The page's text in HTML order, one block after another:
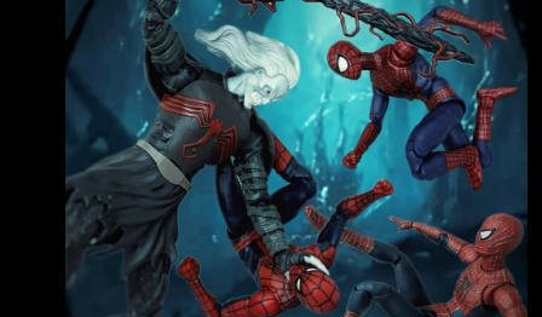
Parker）與猛毒（Venom）融合、穿上 黑色戰
衣，反派設定為共生體之神努爾（ #Knull ），
並集結多種共生體角色。同時規劃 陶比麥奎爾
（Tobey Maguire）、安德魯加菲爾德
（Andrew Garfield）回歸客串，銜接《 魔比
斯》（Morbi